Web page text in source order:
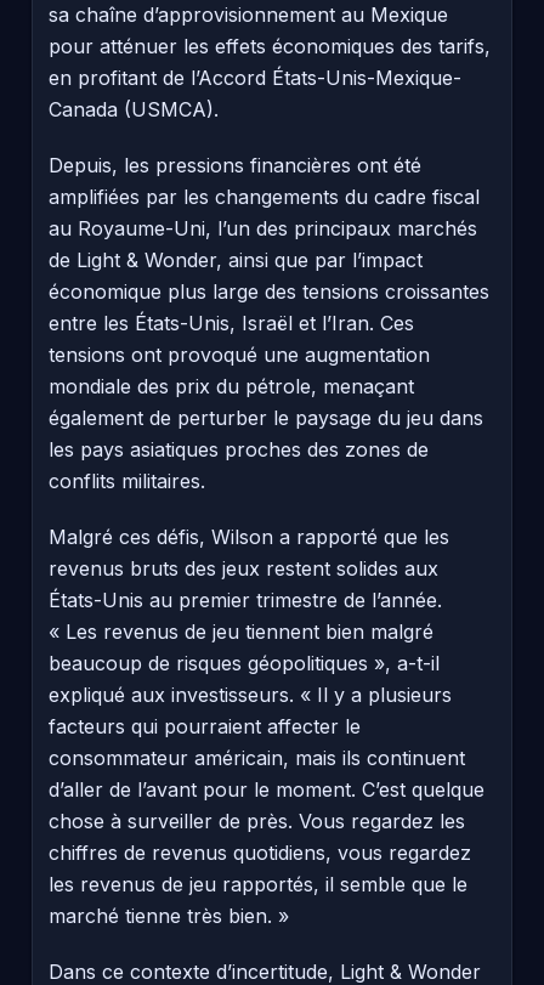
sa chaîne d’approvisionnement au Mexique
pour atténuer les effets économiques des tarifs,
en profitant de l’Accord États-Unis-Mexique-
Canada (USMCA).
Depuis, les pressions financières ont été
amplifiées par les changements du cadre fiscal
au Royaume-Uni, l’un des principaux marchés
de Light & Wonder, ainsi que par l’impact
économique plus large des tensions croissantes
entre les États-Unis, Israël et l’Iran. Ces
tensions ont provoqué une augmentation
mondiale des prix du pétrole, menaçant
également de perturber le paysage du jeu dans
les pays asiatiques proches des zones de
conflits militaires.
Malgré ces défis, Wilson a rapporté que les
revenus bruts des jeux restent solides aux
États-Unis au premier trimestre de l’année.
« Les revenus de jeu tiennent bien malgré
beaucoup de risques géopolitiques », a-t-il
expliqué aux investisseurs. « Il y a plusieurs
facteurs qui pourraient affecter le
consommateur américain, mais ils continuent
d’aller de l’avant pour le moment. C’est quelque
chose à surveiller de près. Vous regardez les
chiffres de revenus quotidiens, vous regardez
les revenus de jeu rapportés, il semble que le
marché tienne très bien. »
Dans ce contexte d’incertitude, Light & Wonder